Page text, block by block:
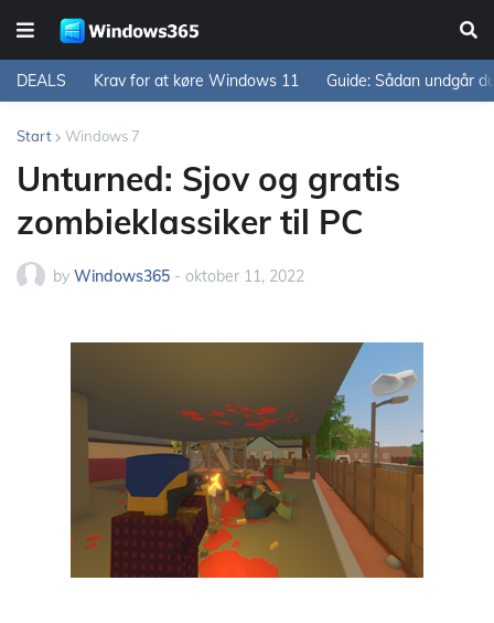
DEALS Krav for at køre Windows 11 Guide: Sådan undgår
Start Windows 7
Unturned: Sjov og gratis
zombieklassiker til PC
by Windows365 - oktober 11, 2022